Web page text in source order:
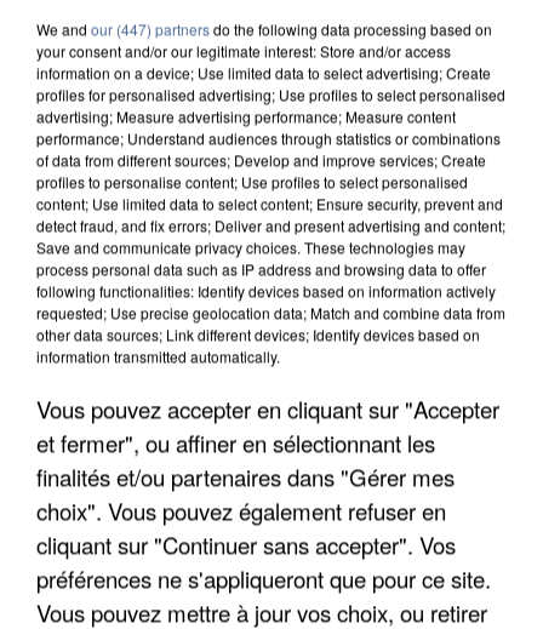
LES DONNÉES DE 300 000 CLIENTS DÉROBÉES À
INTERMARCHÉ APRÈS UNE...
We and our (447) partnersdo the following data processing based on
your consent and/or our legitimate interest: Store and/or access
information on a device; Use limited data to select advertising; Create
profiles for personalised advertising; Use profiles to select personalised
advertising; Measure advertising performance; Measure content
performance; Understand audiences through statistics or combinations
of data from different sources; Develop and improve services; Create
profiles to personalise content; Use profiles to select personalised
content; Use limited data to select content; Ensure security, prevent and
detect fraud, and fix errors; Deliver and present advertising and content;
Save and communicate privacy choices. These technologies may
process personal data such as IP address and browsing data to offer
following functionalities: Identify devices based on information actively
requested; Use precise geolocation data; Match and combine data from
other data sources; Link different devices; Identify devices based on
information transmitted automatically.
Vous pouvez accepter en cliquant sur "Accepter
et fermer", ou affiner en sélectionnant les
finalités et/ou partenaires dans "Gérer mes
choix". Vous pouvez également refuser en
cliquant sur "Continuer sans accepter". Vos
préférences ne s'appliqueront que pour ce site.
Vous pouvez mettre à jour vos choix, ou retirer